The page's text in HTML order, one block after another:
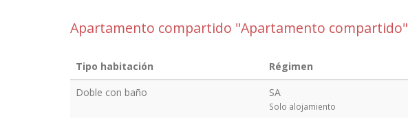
Apartamento compartido "Apartamento compartido"
Tipo habitación Régimen
Doble con baño SA
Solo alojamiento